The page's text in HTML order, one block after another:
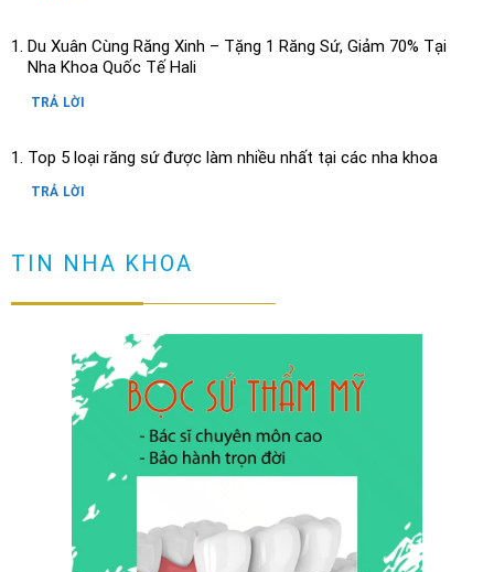
Du Xuân Cùng Răng Xinh – Tặng 1 Răng Sứ, Giảm 70% Tại
Nha Khoa Quốc Tế Hali
TRẢ LỜI
Top 5 loại răng sứ được làm nhiều nhất tại các nha khoa
TRẢ LỜI
Cầu răng sứ là gì? Làm cầu răng sứ có tốt không?
TRẢ LỜI
Làm sao để ngăn ngừa răng hô sau khi niềng?
Niềng răng có đau không? Tìm hiểu quy trình niềng răng
TRẢ LỜI
TIN NHA KHOA